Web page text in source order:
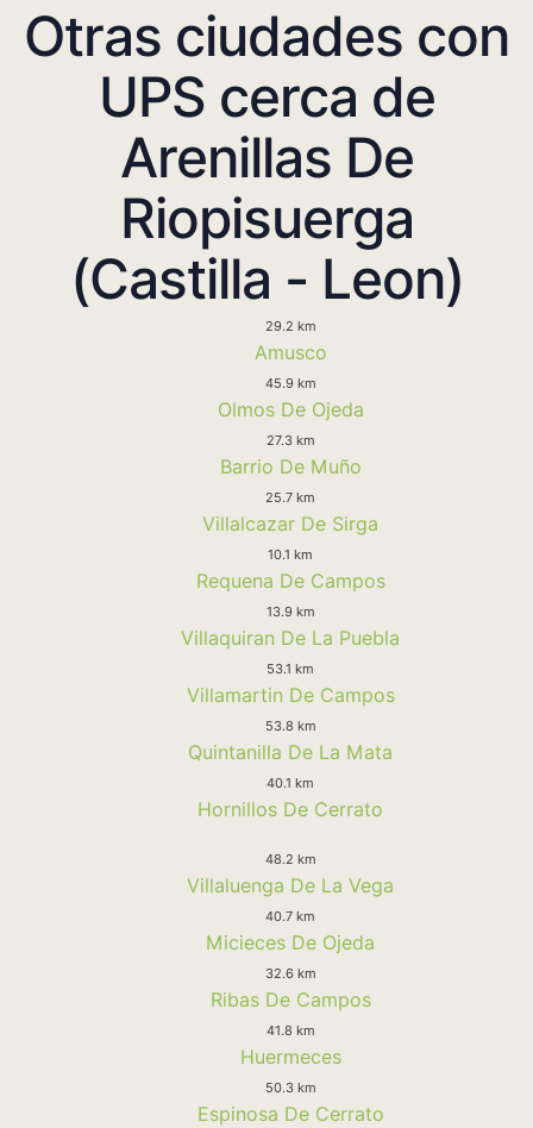
Otras ciudades con
UPS cerca de
Arenillas De
Riopisuerga
(Castilla - Leon)
29.2 km
Amusco
45.9 km
Olmos De Ojeda
27.3 km
Barrio De Muño
25.7 km
Villalcazar De Sirga
10.1 km
Requena De Campos
13.9 km
Villaquiran De La Puebla
53.1 km
Villamartin De Campos
53.8 km
Quintanilla De La Mata
40.1 km
Hornillos De Cerrato
48.2 km
Villaluenga De La Vega
40.7 km
Micieces De Ojeda
32.6 km
Ribas De Campos
41.8 km
Huermeces
50.3 km
Espinosa De Cerrato